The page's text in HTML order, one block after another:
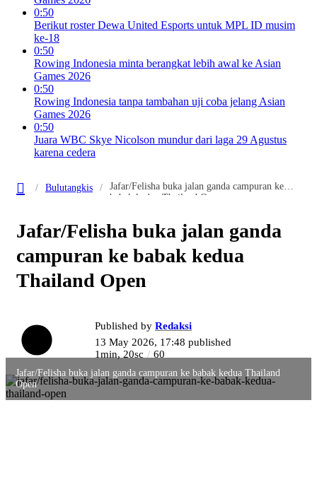
0:50
Berikut roster Dewa United Esports untuk MPL ID musim
ke-18
0:50
Rowing Indonesia minta berangkat lebih awal ke Asian
Games 2026
0:50
Rowing Indonesia tanpa tambahan uji coba jelang Asian
Games 2026
0:50
Juara WBC Skye Nicolson mundur dari laga 29 Agustus
karena cedera
Bulutangkis
Jafar/Felisha buka jalan ganda campuran ke
babak kedua Thailand Open
Jafar/Felisha buka jalan ganda
campuran ke babak kedua
Thailand Open
Published by Redaksi
13 May 2026, 17:48 published
1min, 20sc
60
Jafar/Felisha buka jalan ganda campuran ke babak kedua Thailand
Open